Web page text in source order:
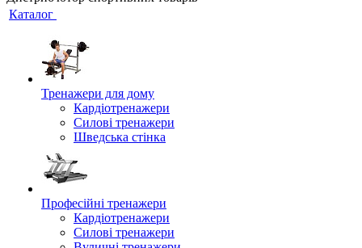
Каталог
Тренажери для дому
Кардіотренажери
Силові тренажери
Шведська стінка
Професійні тренажери
Кардіотренажери
Силові тренажери